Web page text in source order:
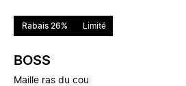
Rabais 26% Limité
BOSS
Maille ras du cou